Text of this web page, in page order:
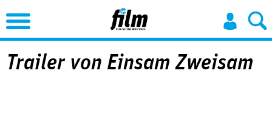
Jump to Navigation
Trailer von Einsam Zweisam